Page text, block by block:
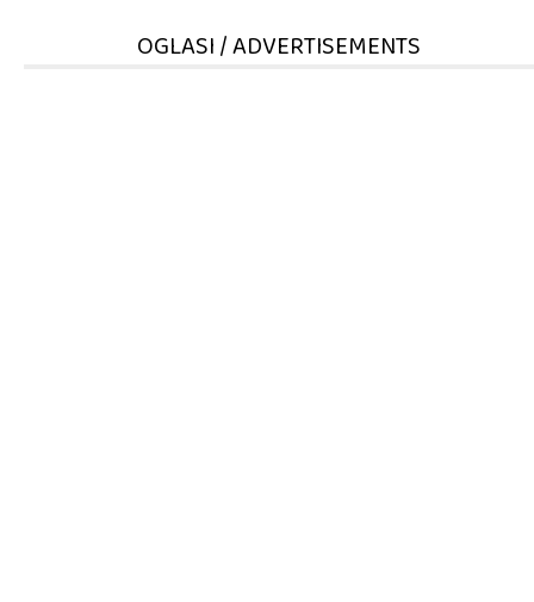
OGLASI / ADVERTISEMENTS